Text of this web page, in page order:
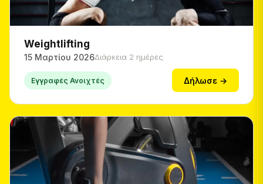
Weightlifting
15 Μαρτίου 2026Διάρκεια 2 ημέρες
Εγγραφές Ανοιχτές Δήλωσε →